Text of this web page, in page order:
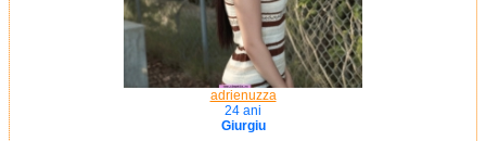
adrienuzza
24 ani
Giurgiu